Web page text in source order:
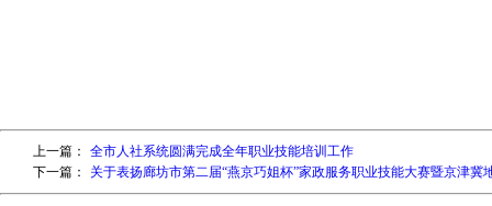
上一篇：
全市人社系统圆满完成全年职业技能培训工作
下一篇：
关于表扬廊坊市第二届“燕京巧姐杯”家政服务职业技能大赛暨京津